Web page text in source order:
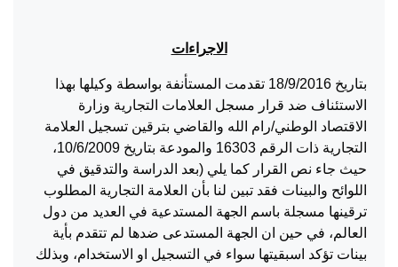
الاجراءات
بتاريخ 18/9/2016 تقدمت المستأنفة بواسطة وكيلها بهذا
الاستئناف ضد قرار مسجل العلامات التجارية وزارة
الاقتصاد الوطني/رام الله والقاضي بترقين تسجيل العلامة
التجارية ذات الرقم 16303 والمودعة بتاريخ 10/6/2009،
حيث جاء نص القرار كما يلي (بعد الدراسة والتدقيق في
اللوائح والبينات فقد تبين لنا بأن العلامة التجارية المطلوب
ترقينها مسجلة باسم الجهة المستدعية في العديد من دول
العالم، في حين ان الجهة المستدعى ضدها لم تتقدم بأية
بينات تؤكد اسبقيتها سواء في التسجيل او الاستخدام، وبذلك